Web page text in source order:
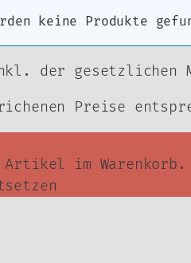
keine Produkte
der gesetzlichen
Preise
im Warenkorb.